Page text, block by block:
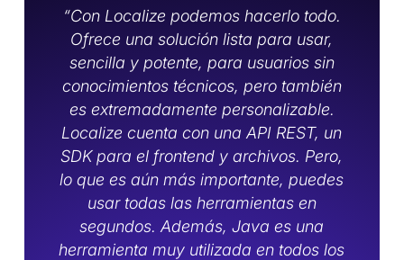
“Con Localize podemos hacerlo todo.
Ofrece una solución lista para usar,
sencilla y potente, para usuarios sin
conocimientos técnicos, pero también
es extremadamente personalizable.
Localize cuenta con una API REST, un
SDK para el frontend y archivos. Pero,
lo que es aún más importante, puedes
usar todas las herramientas en
segundos. Además, Java es una
herramienta muy utilizada en todos los